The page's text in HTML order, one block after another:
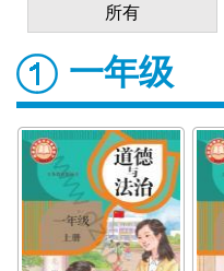
所有
一年级